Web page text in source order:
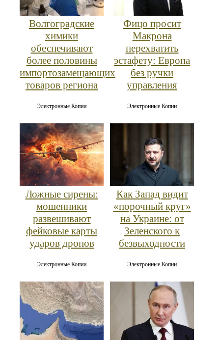
Волгоградские
химики
обеспечивают
более половины
импортозамещающих
товаров региона
Электронные Копии
Фицо просит
Макрона
перехватить
эстафету: Европа
без ручки
управления
Электронные Копии
Ложные сирены:
мошенники
развешивают
фейковые карты
ударов дронов
Электронные Копии
Как Запад видит
«порочный круг»
на Украине: от
Зеленского к
безвыходности
Электронные Копии